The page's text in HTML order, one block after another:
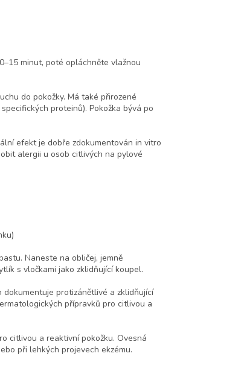
minut, poté opláchněte vlažnou
do pokožky. Má také přirozené
proteinů). Pokožka bývá po
efekt je dobře zdokumentován in vitro
alergii u osob citlivých na pylové
Naneste na obličej, jemně
s vločkami jako zklidňující koupel.
dokumentuje protizánětlivé a zklidňující
přípravků pro citlivou a
citlivou a reaktivní pokožku. Ovesná
při lehkých projevech ekzému.